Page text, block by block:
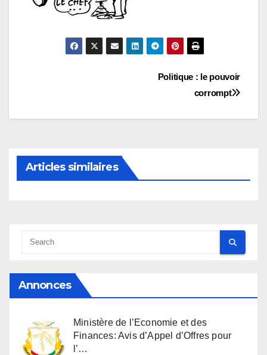
Politique : le pouvoir
corrompt
Articles similaires
Annonces
Ministère de l’Economie et des
Finances: Avis d’Appel d’Offres pour
l’…